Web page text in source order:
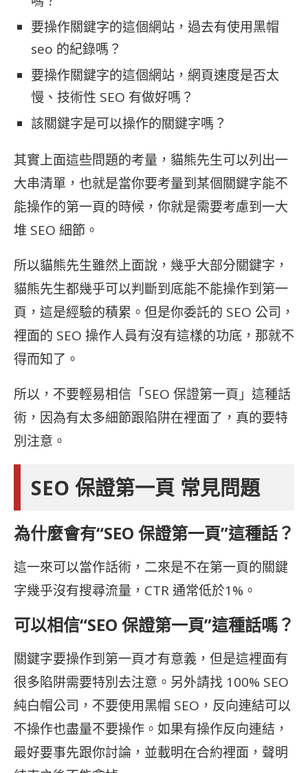
要操作關鍵字的這個網站，過去有使用黑帽
seo 的紀錄嗎？
要操作關鍵字的這個網站，網頁速度是否太
慢、技術性 SEO 有做好嗎？
該關鍵字是可以操作的關鍵字嗎？
其實上面這些問題的考量，貓熊先生可以列出一
大串清單，也就是當你要考量到某個關鍵字能不
能操作的第一頁的時候，你就是需要考慮到一大
堆 SEO 細節。
所以貓熊先生雖然上面說，幾乎大部分關鍵字，
貓熊先生都幾乎可以判斷到底能不能操作到第一
頁，這是經驗的積累。但是你委託的 SEO 公司，
裡面的 SEO 操作人員有沒有這樣的功底，那就不
得而知了。
所以，不要輕易相信「SEO 保證第一頁」這種話
術，因為有太多細節跟陷阱在裡面了，真的要特
別注意。
SEO 保證第一頁 常見問題
為什麼會有“SEO 保證第一頁”這種話？
這一來可以當作話術，二來是不在第一頁的關鍵
字幾乎沒有搜尋流量，CTR 通常低於1%。
可以相信“SEO 保證第一頁”這種話嗎？
關鍵字要操作到第一頁才有意義，但是這裡面有
很多陷阱需要特別去注意。另外請找 100% SEO
純白帽公司，不要使用黑帽 SEO，反向連結可以
不操作也盡量不要操作。如果有操作反向連結，
最好要事先跟你討論，並載明在合約裡面，聲明